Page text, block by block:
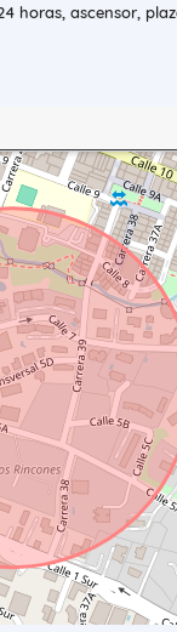
horas, ascensor,